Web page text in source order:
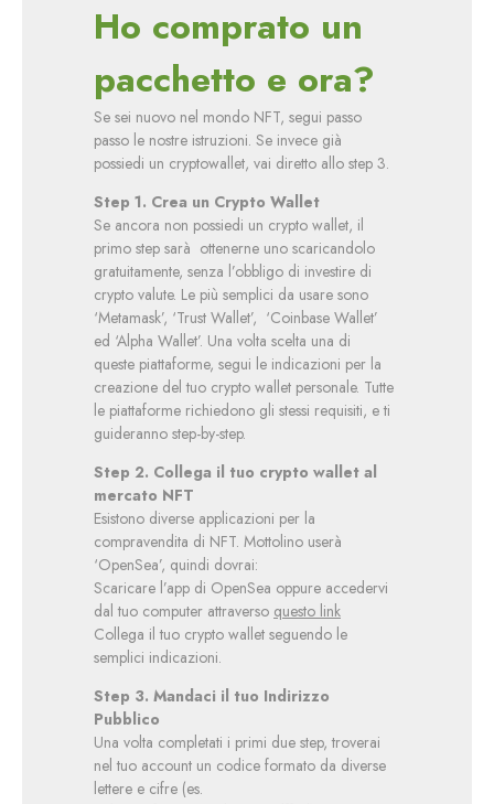
Ho comprato un
pacchetto e ora?
Se sei nuovo nel mondo NFT, segui passo
passo le nostre istruzioni. Se invece già
possiedi un cryptowallet, vai diretto allo step 3.
Step 1. Crea un Crypto Wallet
Se ancora non possiedi un crypto wallet, il
primo step sarà ottenerne uno scaricandolo
gratuitamente, senza l’obbligo di investire di
crypto valute. Le più semplici da usare sono
‘Metamask’, ‘Trust Wallet’, ‘Coinbase Wallet’
ed ‘Alpha Wallet’. Una volta scelta una di
queste piattaforme, segui le indicazioni per la
creazione del tuo crypto wallet personale. Tutte
le piattaforme richiedono gli stessi requisiti, e ti
guideranno step-by-step.
Step 2. Collega il tuo crypto wallet al
mercato NFT
Esistono diverse applicazioni per la
compravendita di NFT. Mottolino userà
‘OpenSea’, quindi dovrai:
Scaricare l’app di OpenSea oppure accedervi
dal tuo computer attraverso questo link
Collega il tuo crypto wallet seguendo le
semplici indicazioni.
Step 3. Mandaci il tuo Indirizzo
Pubblico
Una volta completati i primi due step, troverai
nel tuo account un codice formato da diverse
lettere e cifre (es.